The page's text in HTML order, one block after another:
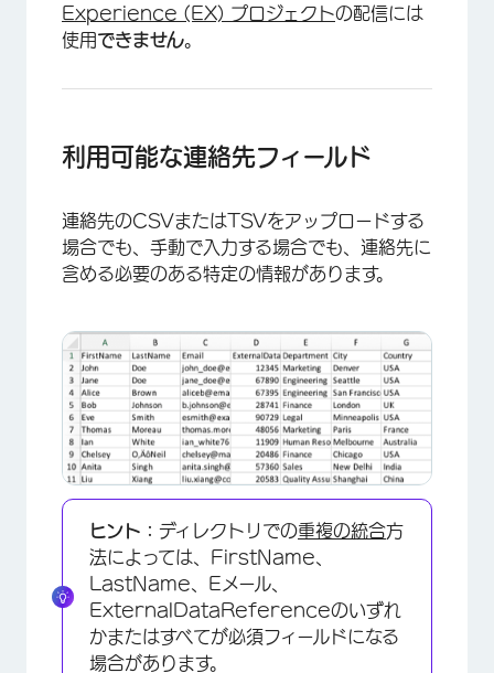
Experience (EX) プロジェクトの配信には
使用できません。
利用可能な連絡先フィールド
連絡先のCSVまたはTSVをアップロードする
場合でも、手動で入力する場合でも、連絡先に
含める必要のある特定の情報があります。
ヒント： ディレクトリでの重複の統合方
法によっては、FirstName、
LastName、Eメール、
ExternalDataReferenceのいずれ
かまたはすべてが必須フィールドになる
場合があります。